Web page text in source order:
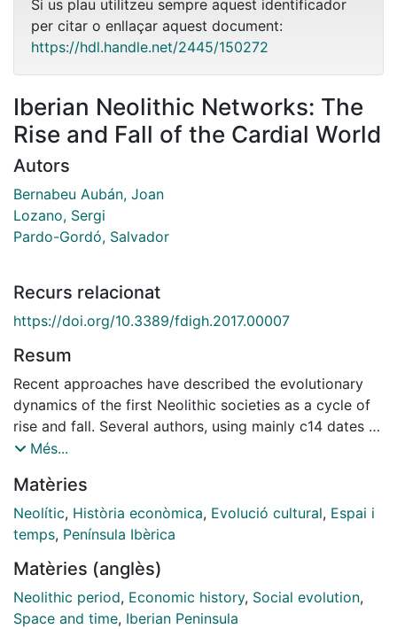
Si us plau utilitzeu sempre aquest identificador
per citar o enllaçar aquest document:
https://hdl.handle.net/2445/150272
Iberian Neolithic Networks: The
Rise and Fall of the Cardial World
Autors
Bernabeu Aubán, Joan
Lozano, Sergi
Pardo-Gordó, Salvador
Recurs relacionat
https://doi.org/10.3389/fdigh.2017.00007
Resum
Recent approaches have described the evolutionary
dynamics of the first Neolithic societies as a cycle of
rise and fall. Several authors, using mainly c14 dates as
a demographic proxy, identified a general pattern of a
production economies followed by a rapid decline
some centuries afterward in multiple European
regions. Concerning Iberia, we also noted that this
archeological entities (i.e., 'cultures') over large areas
(e.g., the Impresso-Cardial in West Mediterranean),
followed by a phase of 'cultural fragmentation' by the
Més...
Matèries
Neolític, Història econòmica, Evolució cultural, Espai i
temps, Península Ibèrica
Matèries (anglès)
Neolithic period, Economic history, Social evolution,
Space and time, Iberian Peninsula